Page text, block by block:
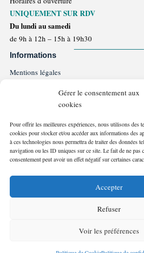
Gérer le consentement aux
cookies
Pour offrir les meilleures expériences, nous utilisons des
cookies pour stocker et/ou accéder aux informations des
à ces technologies nous permettra de traiter des données
navigation ou les ID uniques sur ce site. Le fait de ne pas
consentement peut avoir un effet négatif sur certaines
Accepter
Refuser
Voir les préférences
UNIQUEMENT SUR RDV
Du lundi au samedi
de 9h à 12h – 15h à 19h30
Informations
Mentions légales
Politique de Cookie
Conditions générales de ventes et d'utilisation
FAQ
Service client
06.81.37.18.15
Moyens de paiements
©2026 – Les Bassins d’En Jourdou – Tous